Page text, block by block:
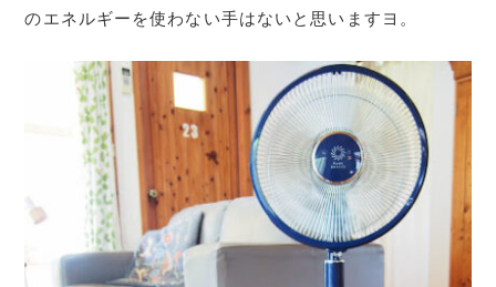
のエネルギーを使わない手はないと思いますヨ。